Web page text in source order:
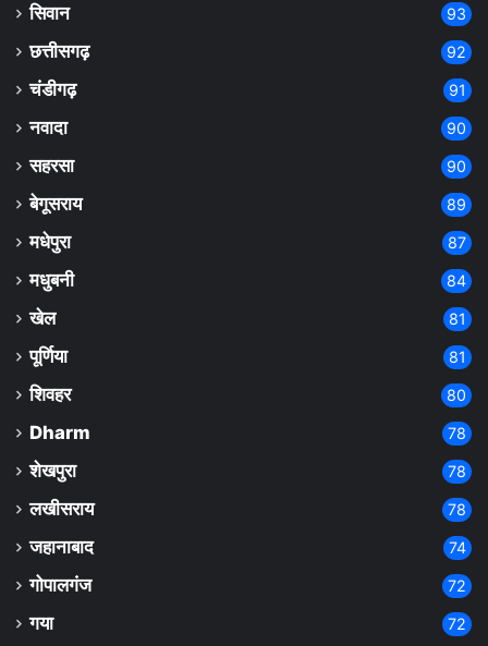
सिवान 93
छत्तीसगढ़ 92
चंडीगढ़ 91
नवादा 90
सहरसा 90
बेगूसराय 89
मधेपुरा 87
मधुबनी 84
खेल 81
पूर्णिया 81
शिवहर 80
Dharm 78
शेखपुरा 78
लखीसराय 78
जहानाबाद 74
गोपालगंज 72
गया 72